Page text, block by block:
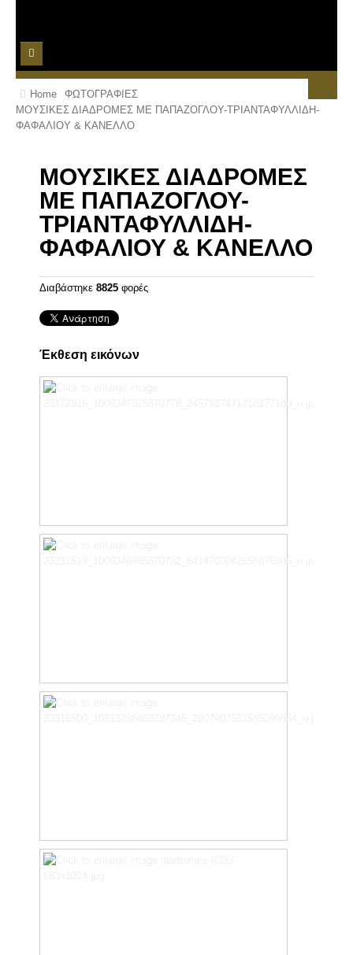
ΑΡΧΙΚΗ
ΤΙΜΟΚΑΤΑΛΟΓΟΣ
ΦΩΤΟΓΡΑΦΙΕΣ
ΚΡΑΤΗΣΕΙΣ
Home
ΦΩΤΟΓΡΑΦΙΕΣ
ΜΟΥΣΙΚΕΣ ΔΙΑΔΡΟΜΕΣ ΜΕ ΠΑΠΑΖΟΓΛΟΥ-ΤΡΙΑΝΤΑΦΥΛΛΙΔΗ-
ΦΑΦΑΛΙΟΥ & ΚΑΝΕΛΛΟ
ΜΟΥΣΙΚΕΣ ΔΙΑΔΡΟΜΕΣ
ΜΕ ΠΑΠΑΖΟΓΛΟΥ-
ΤΡΙΑΝΤΑΦΥΛΛΙΔΗ-
ΦΑΦΑΛΙΟΥ & ΚΑΝΕΛΛΟ
Διαβάστηκε 8825 φορές
Έκθεση εικόνων